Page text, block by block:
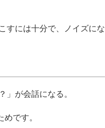
すには十分で、ノイズにな
」が会話になる。
です。